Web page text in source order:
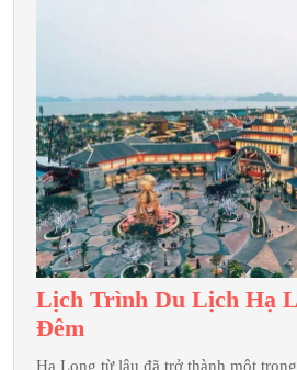
Lập
Lịch Trình Du Lịch Hạ
Đêm
Trình
Hạ Long từ lâu đã trở thành một